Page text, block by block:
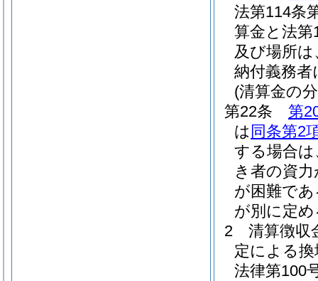
法第114条
算金と法
及び場所
納付義務
(清算金の
第22条
第
は 同条第2
する場合
き者の資
が困難で
が別に定
2
清算徴収
定による
法律第100